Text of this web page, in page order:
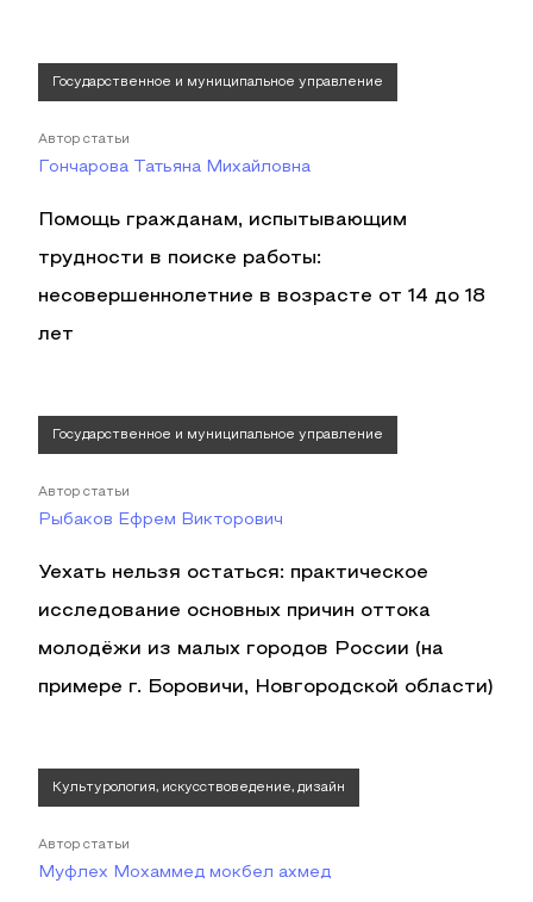
Государственное и муниципальное управление
Автор статьи
Гончарова Татьяна Михайловна
Помощь гражданам, испытывающим
трудности в поиске работы:
несовершеннолетние в возрасте от 14 до 18
лет
Государственное и муниципальное управление
Автор статьи
Рыбаков Ефрем Викторович
Уехать нельзя остаться: практическое
исследование основных причин оттока
молодёжи из малых городов России (на
примере г. Боровичи, Новгородской области)
Культурология, искусствоведение, дизайн
Автор статьи
Муфлех Мохаммед мокбел ахмед